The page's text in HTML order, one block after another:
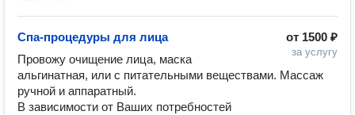
от 1500 ₽
за услугу
Спа-процедуры для лица
Провожу очищение лица, маска
альгинатная, или с питательными веществами. Массаж
ручной и аппаратный.
В зависимости от Ваших потребностей